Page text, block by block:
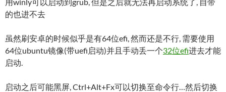
的也进不去
虽然刷安卓的时候似乎是有64位efi, 然而还是不行, 需要使用
64位ubuntu镜像(带uefi启动)并且手动丢一个32位efi进去才能
启动.
启动之后可能黑屏, Ctrl+Alt+Fx可以切换至命令行…然后切换